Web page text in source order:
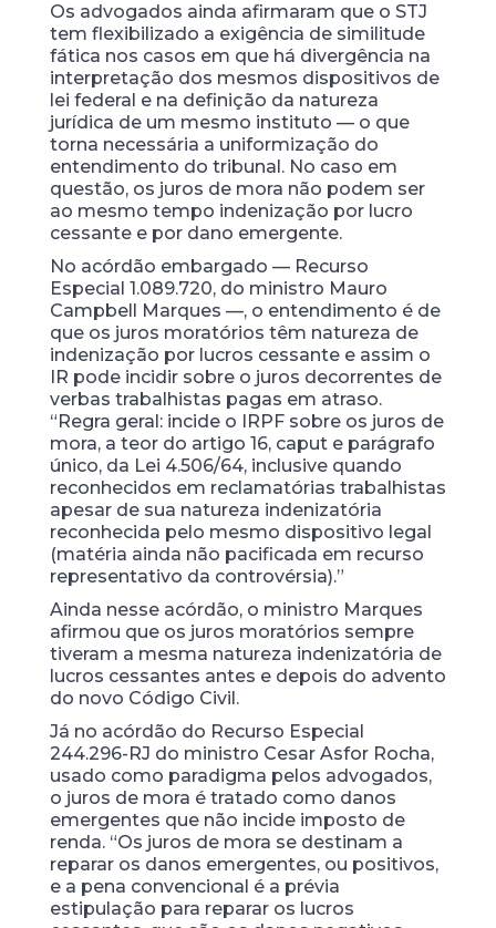
Os advogados ainda afirmaram que o STJ
tem flexibilizado a exigência de similitude
fática nos casos em que há divergência na
interpretação dos mesmos dispositivos de
lei federal e na definição da natureza
jurídica de um mesmo instituto — o que
torna necessária a uniformização do
entendimento do tribunal. No caso em
questão, os juros de mora não podem ser
ao mesmo tempo indenização por lucro
cessante e por dano emergente.
No acórdão embargado — Recurso
Especial 1.089.720, do ministro Mauro
Campbell Marques —, o entendimento é de
que os juros moratórios têm natureza de
indenização por lucros cessante e assim o
IR pode incidir sobre o juros decorrentes de
verbas trabalhistas pagas em atraso.
“Regra geral: incide o IRPF sobre os juros de
mora, a teor do artigo 16, caput e parágrafo
único, da Lei 4.506/64, inclusive quando
reconhecidos em reclamatórias trabalhistas
apesar de sua natureza indenizatória
reconhecida pelo mesmo dispositivo legal
(matéria ainda não pacificada em recurso
representativo da controvérsia).”
Ainda nesse acórdão, o ministro Marques
afirmou que os juros moratórios sempre
tiveram a mesma natureza indenizatória de
lucros cessantes antes e depois do advento
do novo Código Civil.
Já no acórdão do Recurso Especial
244.296-RJ do ministro Cesar Asfor Rocha,
usado como paradigma pelos advogados,
o juros de mora é tratado como danos
emergentes que não incide imposto de
renda. “Os juros de mora se destinam a
reparar os danos emergentes, ou positivos,
e a pena convencional é a prévia
estipulação para reparar os lucros